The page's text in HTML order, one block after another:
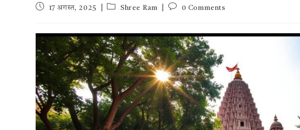
Post17 अगस्त, 2025
PostShree Ram
Post0 Comments